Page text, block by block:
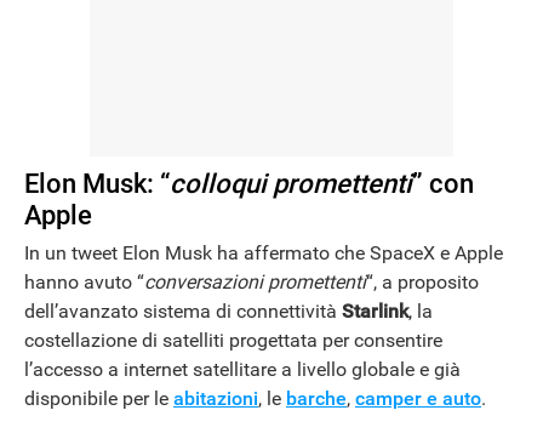
Elon Musk: “colloqui promettenti” con
Apple
In un tweet Elon Musk ha affermato che SpaceX e Apple
hanno avuto “conversazioni promettenti“, a proposito
dell’avanzato sistema di connettività Starlink, la
costellazione di satelliti progettata per consentire
l’accesso a internet satellitare a livello globale e già
disponibile per le abitazioni, le barche, camper e auto.